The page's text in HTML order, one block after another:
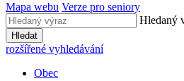
Mapa webu Verze pro seniory
Hledaný
Hledat
rozšířené vyhledávání
Obec